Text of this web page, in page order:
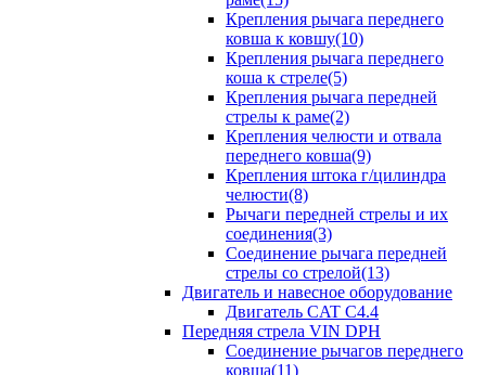
Крепления рычага переднего
ковша к ковшу(10)
Крепления рычага переднего
коша к стреле(5)
Крепления рычага передней
стрелы к раме(2)
Крепления челюсти и отвала
переднего ковша(9)
Крепления штока г/цилиндра
челюсти(8)
Рычаги передней стрелы и их
соединения(3)
Соединение рычага передней
стрелы со стрелой(13)
Двигатель и навесное оборудование
Двигатель CAT C4.4
Передняя стрела VIN DPH
Cоединение рычагов переднего
ковша(11)